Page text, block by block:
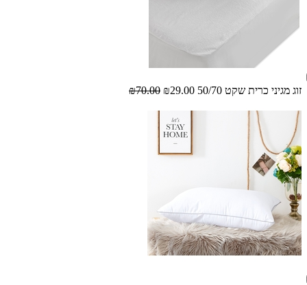
זוג מגיני כרית שקט 50/70 ₪29.00
₪70.00